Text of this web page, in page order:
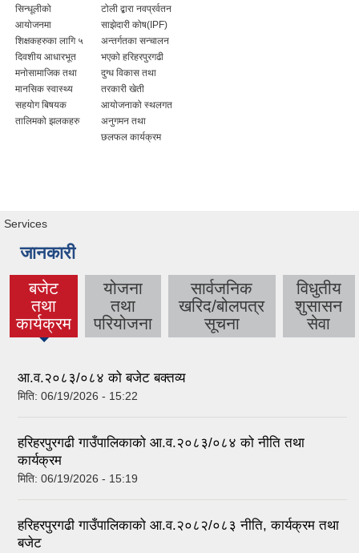
सिन्धूलीको
आयोजनमा
शिक्षकहरुका लागि ५
दिवशीय आधारभूत
मनोसामाजिक तथा
मानसिक स्वास्थ्य
सहयोग बिषयक
तालिमको झलकहरु
टोली द्बारा नवप्रर्वतन
साझेदारी कोष(IPF)
अन्तर्गतका सन्चालन
भएको हरिहरपुरगढी
दुग्ध विकास तथा
तरकारी खेती
आयोजनाको स्थलगत
अनुगमन तथा
छलफल कार्यक्रम
Services
जानकारी
बजेट
तथा
कार्यक्रम
(active
tab)
योजना
तथा
परियोजना
सार्वजनिक
खरिद/बोलपत्र
सूचना
विधुतीय
शुसासन
सेवा
आ.व.२०८३/०८४ को बजेट बक्तव्य
मिति: 06/19/2026 - 15:22
हरिहरपुरगढी गाउँपालिकाको आ.व.२०८३/०८४ को नीति तथा
कार्यक्रम
मिति: 06/19/2026 - 15:19
हरिहरपुरगढी गाउँपालिकाको आ.व.२०८२/०८३ नीति, कार्यक्रम तथा
बजेट